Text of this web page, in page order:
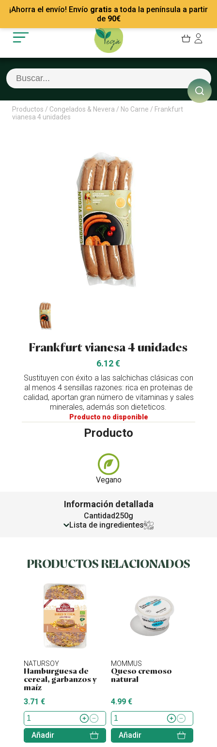
¡Ahorra el envío! Envío gratis a toda la península a partir
de 90€
Mis Pedidos
Mis favoritos
Cerrar sesión
Recetas
Empresas
Contacto
Productos / Congelados & Nevera / No Carne / Frankfurt
vianesa 4 unidades
Frankfurt vianesa 4 unidades
6.12 €
Sustituyen con éxito a las salchichas clásicas con
al menos 4 sensillas razones: rica en proteinas de
calidad, aportan gran número de vitaminas y sales
minerales, además son dieteticos.
Producto no disponible
Producto
Vegano
Información detallada
Cantidad250g
Lista de ingredientes
PRODUCTOS RELACIONADOS
NATURSOY
Hamburguesa de
cereal, garbanzos y
maíz
3.71 €
Añadir
MOMMUS
Queso cremoso
natural
4.99 €
Añadir